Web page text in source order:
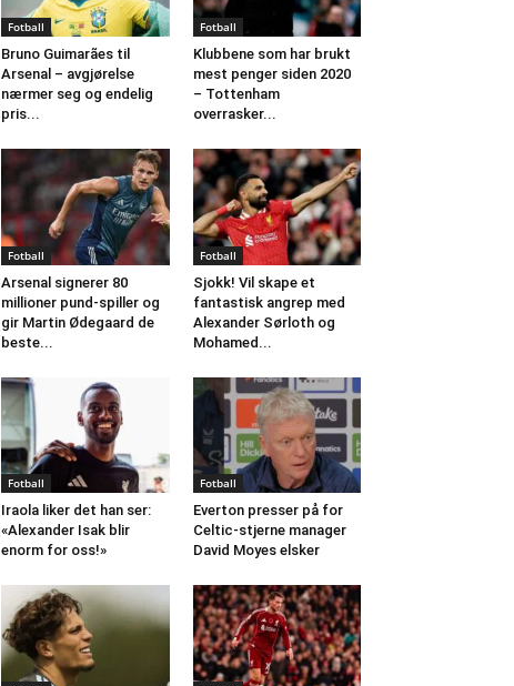
Fotball
Bruno Guimarães til
Arsenal – avgjørelse
nærmer seg og endelig
pris...
Fotball
Klubbene som har brukt
mest penger siden 2020
– Tottenham
overrasker...
Fotball
Arsenal signerer 80
millioner pund-spiller og
gir Martin Ødegaard de
beste...
Fotball
Sjokk! Vil skape et
fantastisk angrep med
Alexander Sørloth og
Mohamed...
Fotball
Iraola liker det han ser:
«Alexander Isak blir
enorm for oss!»
Fotball
Everton presser på for
Celtic-stjerne manager
David Moyes elsker